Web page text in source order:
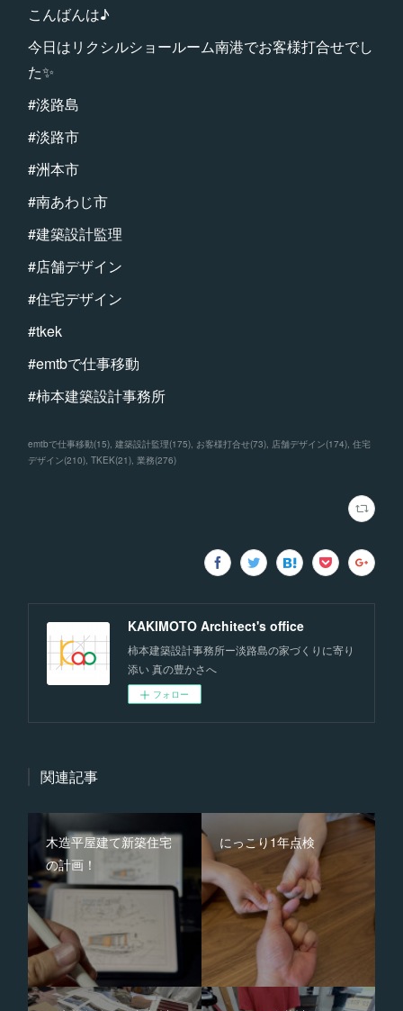
こんばんは♪
今日はリクシルショールーム南港でお客様打合せでし
た✨
#淡路島
#淡路市
#洲本市
#南あわじ市
#建築設計監理
#店舗デザイン
#住宅デザイン
#tkek
#emtbで仕事移動
#柿本建築設計事務所
emtbで仕事移動(15) 建築設計監理(175) お客様打合せ(73) 店舗デザイン(174) 住宅
デザイン(210) TKEK(21) 業務(276)
KAKIMOTO Architect's office
柿本建築設計事務所ー淡路島の家づくりに寄り
添い 真の豊かさへ
フォロー
関連記事
木造平屋建て新築住宅
の計画！
にっこり1年点検